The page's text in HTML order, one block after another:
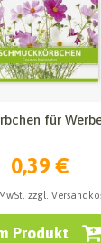
für
0,39 €
zzgl.
Produkt